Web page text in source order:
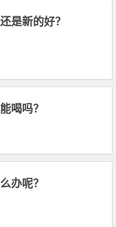
是新的好？
喝吗？
办呢？